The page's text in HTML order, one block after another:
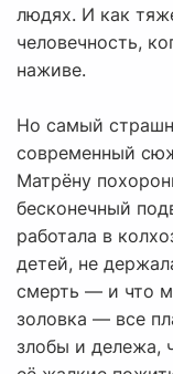
людях. И как
человечность,
наживе.
Но самый
современный
Матрёну
бесконечный
работала в
детей, не
смерть — и что
золовка — все
злобы и дележа,